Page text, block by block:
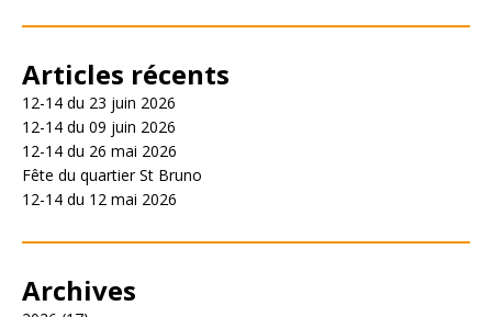
Articles récents
12-14 du 23 juin 2026
12-14 du 09 juin 2026
12-14 du 26 mai 2026
Fête du quartier St Bruno
12-14 du 12 mai 2026
Archives